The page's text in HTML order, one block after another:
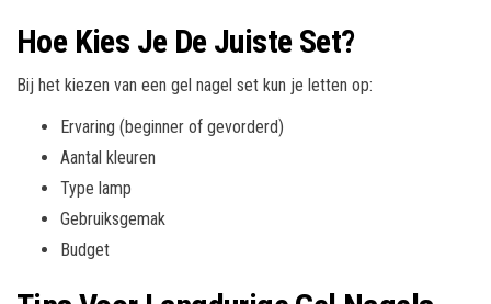
Hoe Kies Je De Juiste Set?
Bij het kiezen van een gel nagel set kun je letten op:
Ervaring (beginner of gevorderd)
Aantal kleuren
Type lamp
Gebruiksgemak
Budget